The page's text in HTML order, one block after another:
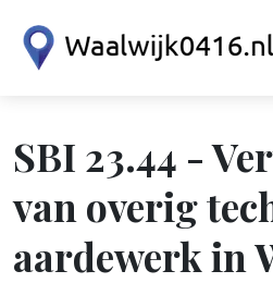
SBI 23.44 -
van overig
aardewerk in